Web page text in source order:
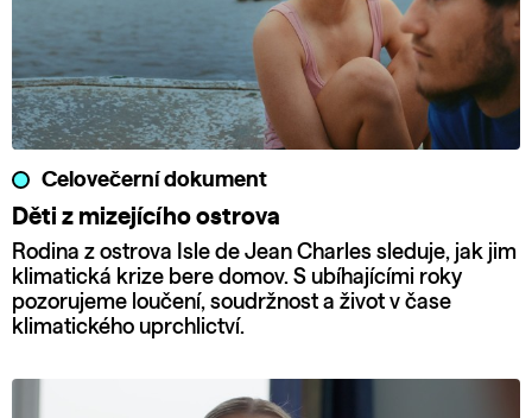
Celovečerní dokument
Děti z mizejícího ostrova
Rodina z ostrova Isle de Jean Charles sleduje, jak jim
klimatická krize bere domov. S ubíhajícími roky
pozorujeme loučení, soudržnost a život v čase
klimatického uprchlictví.